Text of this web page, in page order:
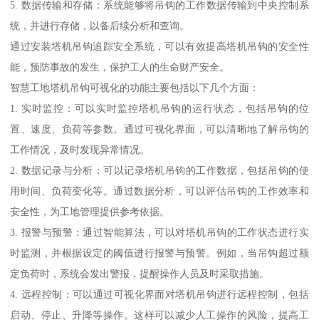
5. 数据传输和存储：系统能够将吊钩的工作数据传输到中央控制系
统，并进行存储，以备后续分析和查询。
通过安装塔机吊钩追踪安全系统，可以有效提高塔机吊钩的安全性
能，预防事故的发生，保护工人的生命财产安全。
智慧工地塔机吊钩可视化的功能主要包括以下几个方面：
1. 实时监控：可以实时监控塔机吊钩的运行状态，包括吊钩的位
置、速度、负荷等参数。通过可视化界面，可以清晰地了解吊钩的
工作情况，及时发现异常情况。
2. 数据记录与分析：可以记录塔机吊钩的工作数据，包括吊钩的使
用时间、负荷变化等。通过数据分析，可以评估吊钩的工作效率和
安全性，为工地管理提供参考依据。
3. 报警与预警：通过智能算法，可以对塔机吊钩的工作状态进行实
时监测，并根据设定的阈值进行报警与预警。例如，当吊钩超过额
定负荷时，系统会发出警报，提醒操作人员及时采取措施。
4. 远程控制：可以通过可视化界面对塔机吊钩进行远程控制，包括
启动、停止、升降等操作。这样可以减少人工操作的风险，提高工